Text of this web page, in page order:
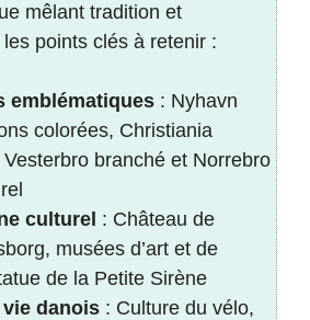
mêlant tradition et
points clés à retenir :
emblématiques : Nyhavn
colorées, Christiania
Vesterbro branché et Norrebro
culturel : Château de
musées d’art et de
de la Petite Sirène
vie danois : Culture du vélo,